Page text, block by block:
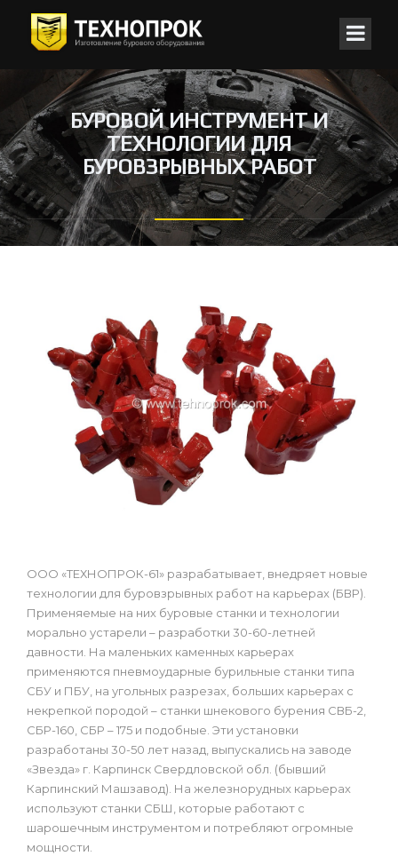
БУРОВОЙ ИНСТРУМЕНТ И
ТЕХНОЛОГИИ ДЛЯ
БУРОВЗРЫВНЫХ РАБОТ
ООО «ТЕХНОПРОК-61» разрабатывает, внедряет новые
технологии для буровзрывных работ на карьерах (БВР).
Применяемые на них буровые станки и технологии
морально устарели – разработки 30-60-летней
давности. На маленьких каменных карьерах
применяются пневмоударные бурильные станки типа
СБУ и ПБУ, на угольных разрезах, больших карьерах с
некрепкой породой – станки шнекового бурения СВБ-2,
СБР-160, СБР – 175 и подобные. Эти установки
разработаны 30-50 лет назад, выпускались на заводе
«Звезда» г. Карпинск Свердловской обл. (бывший
Карпинский Машзавод). На железнорудных карьерах
используют станки СБШ, которые работают с
шарошечным инструментом и потребляют огромные
мощности.